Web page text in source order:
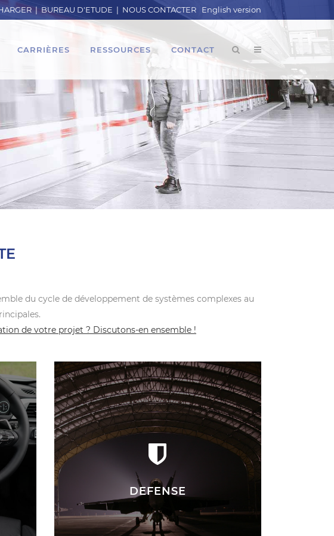
|BUREAU D'ETUDE | NOUS CONTACTER English version
CARRIÈRES RESSOURCES CONTACT
du cycle de développement de systèmes complexes au
de votre projet ? Discutons-en ensemble !
DEFENSE